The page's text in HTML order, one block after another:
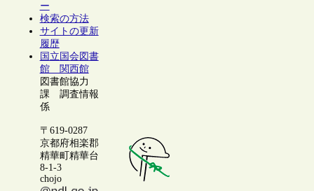
ー
検索の方法
サイトの更新
履歴
国立国会図書
館 関西館
図書館協力
課 調査情報
係
〒619-0287
京都府相楽郡
精華町精華台
8-1-3
chojo